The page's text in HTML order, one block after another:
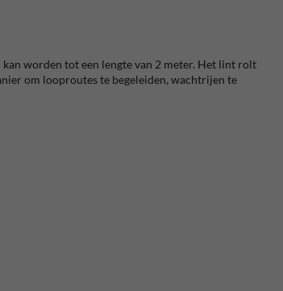
worden tot een lengte van 2 meter. Het lint rolt
om looproutes te begeleiden, wachtrijen te